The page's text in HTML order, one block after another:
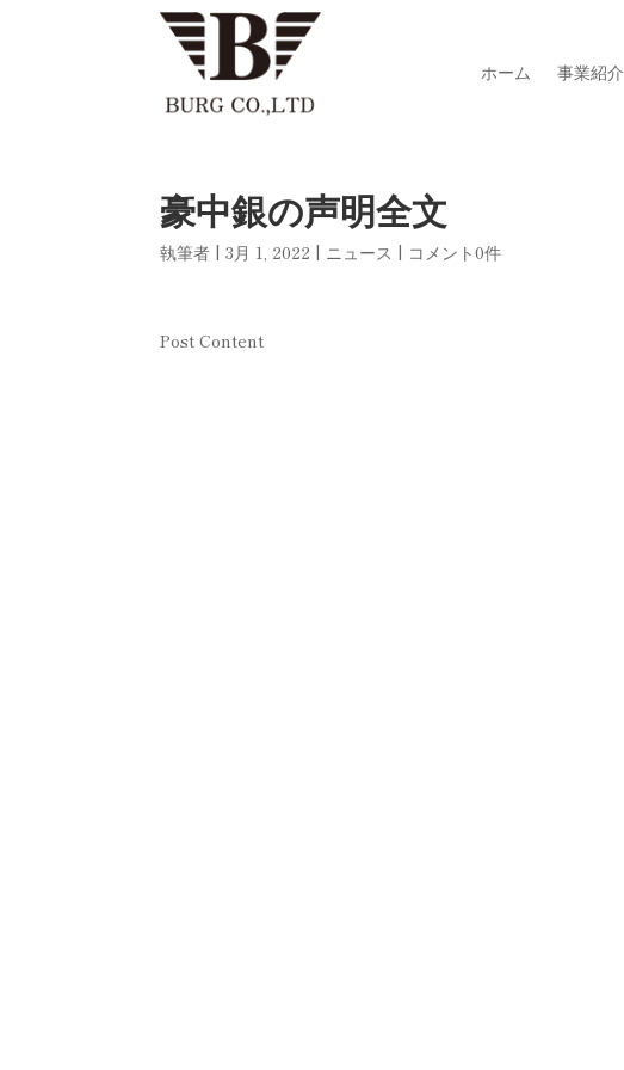
ホーム
事業紹介
豪中銀の声明全文
執筆者 |3月 1, 2022 | ニュース | コメント0件
Post Content